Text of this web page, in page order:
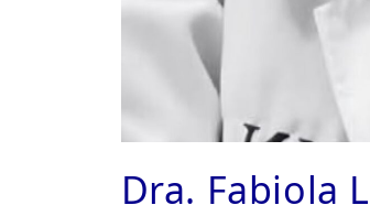
Dra. Fabiola